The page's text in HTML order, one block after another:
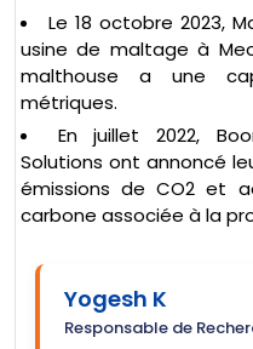
Le 18 octobre 2023,
usine de maltage à
malthouse a une
métriques.
En juillet 2022,
Solutions ont annoncé
émissions de CO2 et
carbone associée à la
Yogesh K
Responsable de